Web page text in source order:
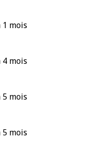
1 mois
4 mois
5 mois
5 mois